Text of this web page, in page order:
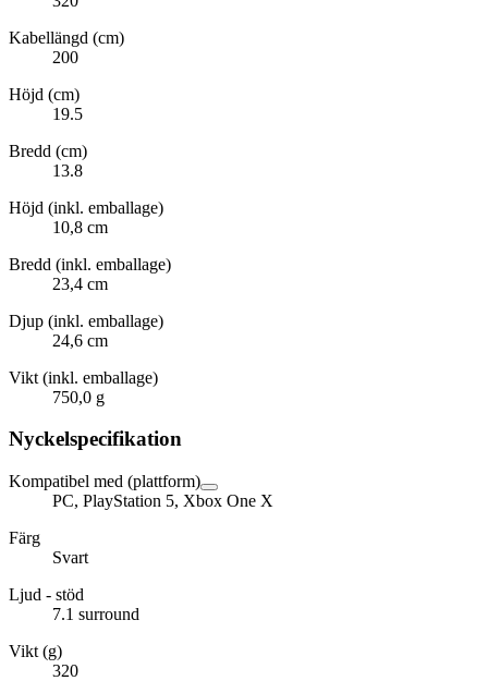
Kabellängd (cm)
200
Höjd (cm)
19.5
Bredd (cm)
13.8
Höjd (inkl. emballage)
10,8 cm
Bredd (inkl. emballage)
23,4 cm
Djup (inkl. emballage)
24,6 cm
Vikt (inkl. emballage)
750,0 g
Nyckelspecifikation
Kompatibel med (plattform)
PC, PlayStation 5, Xbox One X
Färg
Svart
Ljud - stöd
7.1 surround
Vikt (g)
320